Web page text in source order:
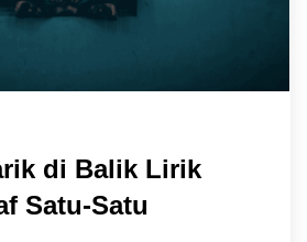
di Balik Lirik
Satu-Satu